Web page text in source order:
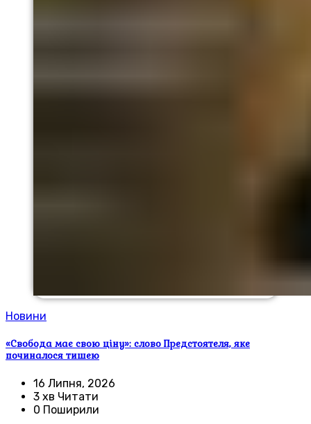
Новини
«Свобода має свою ціну»: слово Предстоятеля, яке
починалося тишею
16 Липня, 2026
3 хв Читати
0 Поширили